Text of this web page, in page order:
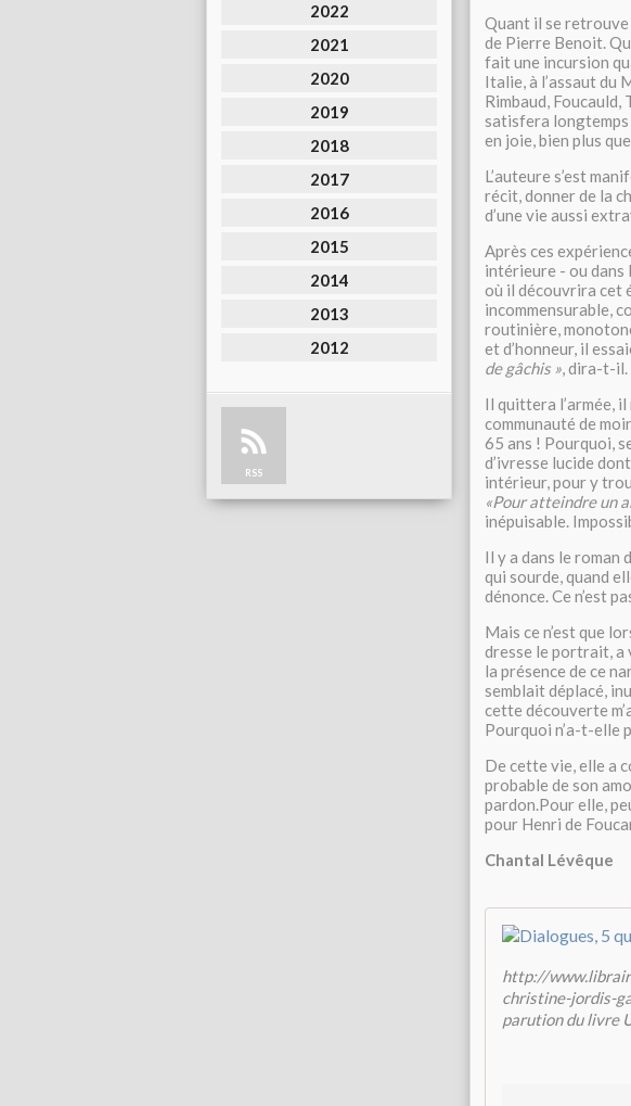
2022
2021
2020
2019
2018
2017
2016
2015
2014
2013
2012
RSS
Quant il se retrouve
de Pierre Benoit.
fait une incursion
Italie, à l’assaut du
Rimbaud, Foucauld,
satisfera longtemps
en joie, bien plus
L’auteure s’est
récit, donner de la
d’une vie aussi
Après ces
intérieure - ou dans
où il découvrira cet
incommensurable,
routinière,
et d’honneur, il
de gâchis », dira-t-il.
Il quittera l’armée,
communauté de
65 ans ! Pourquoi,
d’ivresse lucide
intérieur, pour y
«Pour atteindre un
inépuisable.
Il y a dans le roman
qui sourde, quand
dénonce. Ce n’est
Mais ce n’est que
dresse le portrait, a
la présence de ce
semblait déplacé,
cette découverte
Pourquoi n’a-t-elle
De cette vie, elle a
probable de son
pardon.Pour elle,
pour Henri de
Chantal Lévêque
http://
christine-jordis-
parution du livre